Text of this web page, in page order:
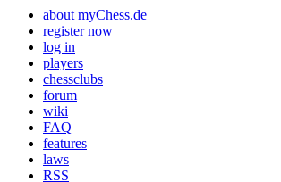
about myChess.de
register now
log in
players
chessclubs
forum
wiki
FAQ
features
laws
RSS